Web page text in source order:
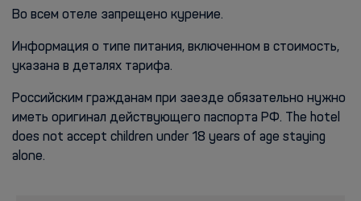
Во всем отеле запрещено курение.
Информация о типе питания, включенном в стоимость,
указана в деталях тарифа.
Российским гражданам при заезде обязательно нужно
иметь оригинал действующего паспорта РФ. The hotel
does not accept children under 18 years of age staying
alone.